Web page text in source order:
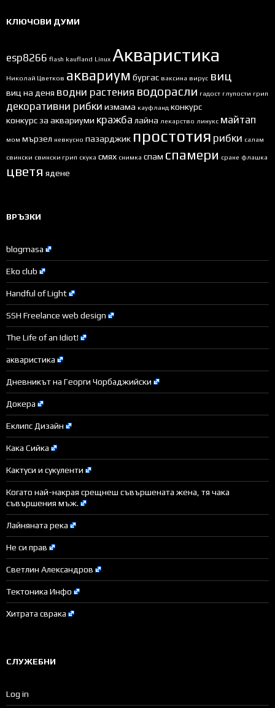
КЛЮЧОВИ ДУМИ
esp8266 flash kaufland Linux Акваристика
Николай Цветков аквариум бургас ваксина вирус виц
виц на деня водни растения водорасли гадост глупости грип
декоративни рибки измама кауфланд конкурс
конкурс за аквариуми кражба лайна лекарство линукс майтап
мом мързел невкусно пазарджик простотия рибки салам
свински свински грип скука смях снимка спам спамери сране флашка
цветя ядене
ВРЪЗКИ
blogmasa
Eko club
Handful of Light
SSH Freelance web design
The Life of an Idiot!
акваристика
Дневникът на Георги Чорбаджийски
Докера
Еклипс Дизайн
Кака Сийка
Кактуси и сукуленти
Когато най-накрая срещнеш съвършената жена, тя чака
съвършения мъж.
Лайняната река
Не си прав
Светлин Александров
Тектоника Инфо
Хитрата сврака
СЛУЖЕБНИ
Log in